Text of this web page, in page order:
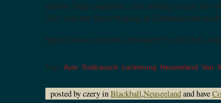
letzten Tage beginnen. Den Anfang macht ein
Text und der Besichtigung dr
https://www.youtube.com/watch?v=DKUyG-
Tags: Auto Goldrausch Lackierung Neuseeland Van
posted by czery inBlackball,Neuseelandand have